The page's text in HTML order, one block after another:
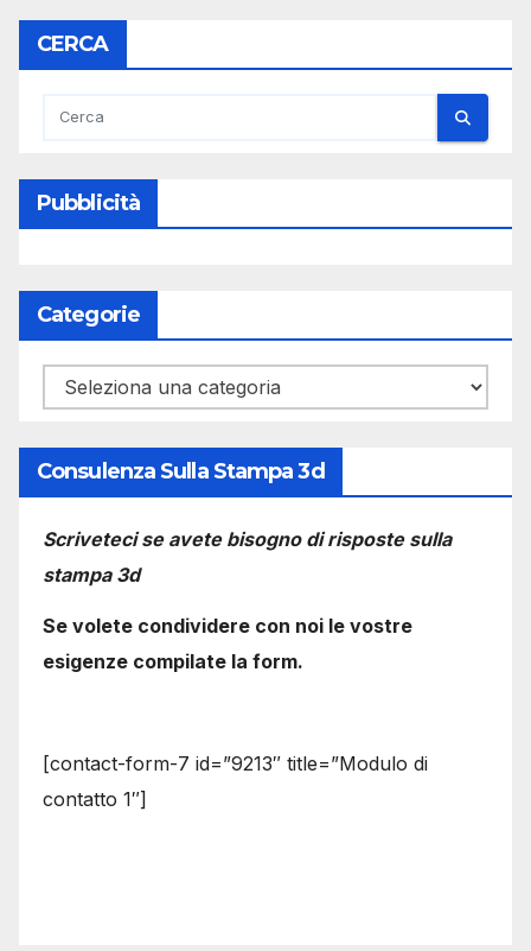
CERCA
Pubblicità
Categorie
Categorie
Consulenza Sulla Stampa 3d
Scriveteci se avete bisogno di risposte sulla
stampa 3d
Se volete condividere con noi le vostre
esigenze compilate la form.
[contact-form-7 id=”9213″ title=”Modulo di
contatto 1″]